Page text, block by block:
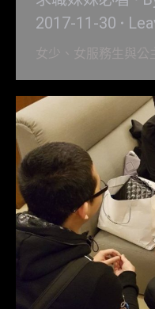
2017-11-30
女少、女服務生與公